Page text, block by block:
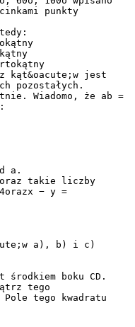
punkty
kąt&oacute;w jest
pozostałych.
Wiadomo, że ab =
a.
takie liczby
− y =
a), b) i c)
środkiem boku CD.
tego
Pole tego kwadratu